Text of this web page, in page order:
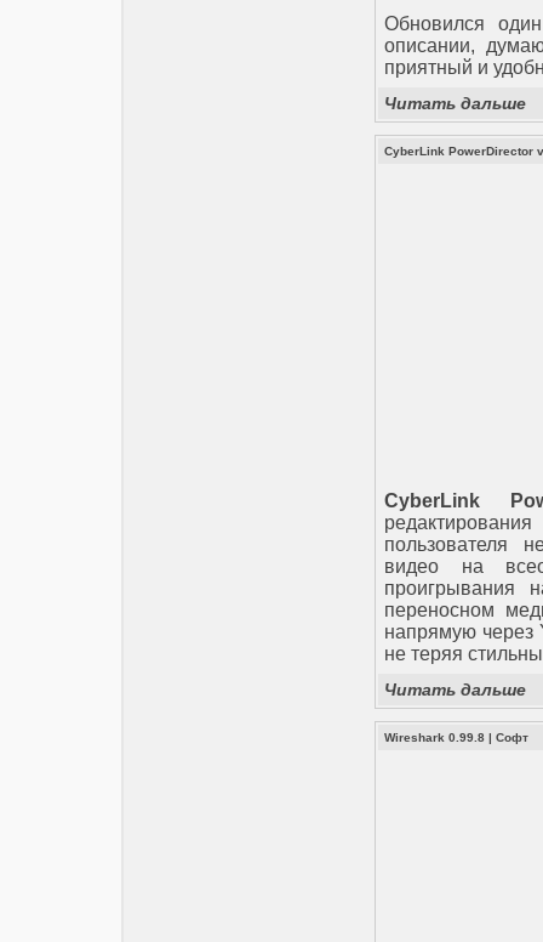
Обновился
описании,
приятный и
Читать дальше
CyberLink PowerDirector
CyberLink
пользователя
видео на
переносном
напрямую через
не теряя
Читать дальше
Wireshark 0.99.8 | Софт